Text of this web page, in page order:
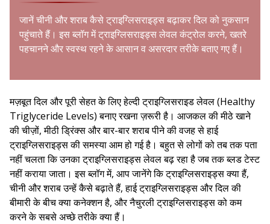
जानें चीनी और शराब कैसे ट्राइग्लिसराइड्स बढ़ाकर दिल को नुकसान
पहुंचाते हैं। इस ब्लॉग में ट्राइग्लिसराइड्स लेवल कंट्रोल करने, खतरे
पहचानने और स्वस्थ रहने के आसान व असरदार तरीके बताए गए हैं।
मज़बूत दिल और पूरी सेहत के लिए हेल्दी ट्राइग्लिसराइड लेवल (Healthy
Triglyceride Levels) बनाए रखना ज़रूरी है। आजकल की मीठे खाने
की चीज़ों, मीठी ड्रिंक्स और बार-बार शराब पीने की वजह से हाई
ट्राइग्लिसराइड्स की समस्या आम हो गई है। बहुत से लोगों को तब तक पता
नहीं चलता कि उनका ट्राइग्लिसराइड्स लेवल बढ़ रहा है जब तक ब्लड टेस्ट
नहीं कराया जाता। इस ब्लॉग में, आप जानेंगे कि ट्राइग्लिसराइड्स क्या हैं,
चीनी और शराब उन्हें कैसे बढ़ाते हैं, हाई ट्राइग्लिसराइड्स और दिल की
बीमारी के बीच क्या कनेक्शन है, और नैचुरली ट्राइग्लिसराइड्स को कम
करने के सबसे अच्छे तरीके क्या हैं।